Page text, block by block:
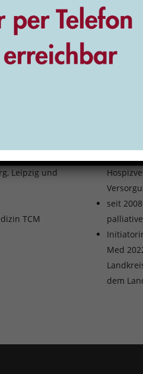
Krankenhaus
mit Dr. Uwe Tippmar
Leipzig und
TCM
seit
Med
dem